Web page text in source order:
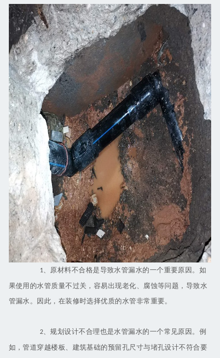
1、原材料不合格是导致水管漏水的一个重要原因。如
果使用的水管质量不过关，容易出现老化、腐蚀等问题，导致水
管漏水。因此，在装修时选择优质的水管非常重要。
2、规划设计不合理也是水管漏水的一个常见原因。例
如，管道穿越楼板、建筑基础的预留孔尺寸与堵孔设计不符合要